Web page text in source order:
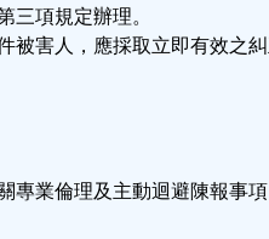
三項規定辦理。
被害人，應採取立即有效之
專業倫理及主動迴避陳報事項